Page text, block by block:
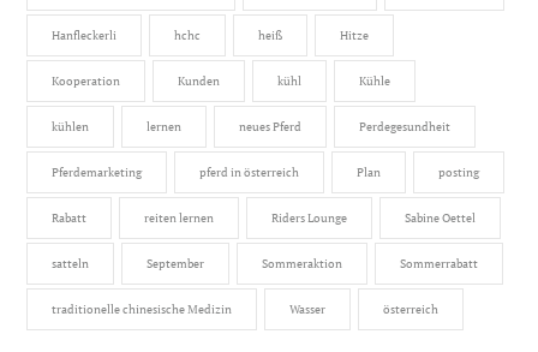
Hanfleckerli hchc heiß Hitze
Kooperation Kunden kühl Kühle
kühlen lernen neues Pferd Perdegesundheit
Pferdemarketing pferd in österreich Plan posting
Rabatt reiten lernen Riders Lounge Sabine Oettel
satteln September Sommeraktion Sommerrabatt
traditionelle chinesische Medizin Wasser österreich